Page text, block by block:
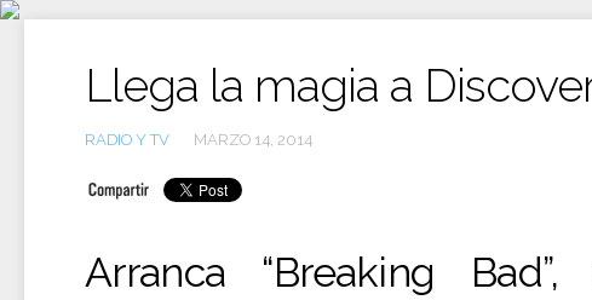
Ir
Llega la magia a
RADIO Y TV MARZO 14, 2014
Arranca “Breaking